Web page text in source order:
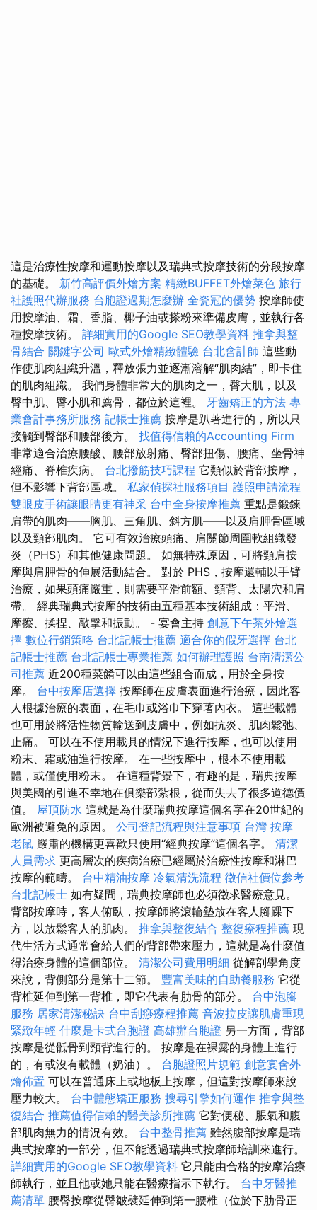
這是治療性按摩和運動按摩以及瑞典式按摩技術的分段按摩
的基礎。 新竹高評價外燴方案 精緻BUFFET外燴菜色 旅行
社護照代辦服務 台胞證過期怎麼辦 全瓷冠的優勢 按摩師使
用按摩油、霜、香脂、椰子油或搽粉來準備皮膚，並執行各
種按摩技術。 詳細實用的Google SEO教學資料 推拿與整
骨結合 關鍵字公司 歐式外燴精緻體驗 台北會計師 這些動
作使肌肉組織升溫，釋放張力並逐漸溶解“肌肉結”，即卡住
的肌肉組織。 我們身體非常大的肌肉之一，臀大肌，以及
臀中肌、臀小肌和薦骨，都位於這裡。 牙齒矯正的方法 專
業會計事務所服務 記帳士推薦 按摩是趴著進行的，所以只
接觸到臀部和腰部後方。 找值得信賴的Accounting Firm
非常適合治療腰酸、腰部放射痛、臀部扭傷、腰痛、坐骨神
經痛、脊椎疾病。 台北撥筋技巧課程 它類似於背部按摩，
但不影響下背部區域。 私家偵探社服務項目 護照申請流程
雙眼皮手術讓眼睛更有神采 台中全身按摩推薦 重點是鍛鍊
肩帶的肌肉——胸肌、三角肌、斜方肌——以及肩胛骨區域
以及頸部肌肉。 它可有效治療頭痛、肩關節周圍軟組織發
炎（PHS）和其他健康問題。 如無特殊原因，可將頸肩按
摩與肩胛骨的伸展活動結合。 對於 PHS，按摩還輔以手臂
治療，如果頭痛嚴重，則需要平滑前額、頸背、太陽穴和肩
帶。 經典瑞典式按摩的技術由五種基本技術組成：平滑、
摩擦、揉捏、敲擊和振動。 - 宴會主持 創意下午茶外燴選
擇 數位行銷策略 台北記帳士推薦 適合你的假牙選擇 台北
記帳士推薦 台北記帳士專業推薦 如何辦理護照 台南清潔公
司推薦 近200種菜餚可以由這些組合而成，用於全身按
摩。 台中按摩店選擇 按摩師在皮膚表面進行治療，因此客
人根據治療的表面，在毛巾或浴巾下穿著內衣。 這些載體
也可用於將活性物質輸送到皮膚中，例如抗炎、肌肉鬆弛、
止痛。 可以在不使用載具的情況下進行按摩，也可以使用
粉末、霜或油進行按摩。 在一些按摩中，根本不使用載
體，或僅使用粉末。 在這種背景下，有趣的是，瑞典按摩
與美國的引進不幸地在俱樂部紮根，從而失去了很多道德價
值。 屋頂防水 這就是為什麼瑞典按摩這個名字在20世紀的
歐洲被避免的原因。 公司登記流程與注意事項 台灣 按摩
老鼠 嚴肅的機構更喜歡只使用“經典按摩”這個名字。 清潔
人員需求 更高層次的疾病治療已經屬於治療性按摩和淋巴
按摩的範疇。 台中精油按摩 冷氣清洗流程 徵信社價位參考
台北記帳士 如有疑問，瑞典按摩師也必須徵求醫療意見。
背部按摩時，客人俯臥，按摩師將滾輪墊放在客人腳踝下
方，以放鬆客人的肌肉。 推拿與整復結合 整復療程推薦 現
代生活方式通常會給人們的背部帶來壓力，這就是為什麼值
得治療身體的這個部位。 清潔公司費用明細 從解剖學角度
來說，背側部分是第十二節。 豐富美味的自助餐服務 它從
背椎延伸到第一背椎，即它代表有肋骨的部分。 台中泡腳
服務 居家清潔秘訣 台中刮痧療程推薦 音波拉皮讓肌膚重現
緊緻年輕 什麼是卡式台胞證 高雄辦台胞證 另一方面，背部
按摩是從骶骨到頸背進行的。 按摩是在裸露的身體上進行
的，有或沒有載體（奶油）。 台胞證照片規範 創意宴會外
燴佈置 可以在普通床上或地板上按摩，但這對按摩師來說
壓力較大。 台中體態矯正服務 搜尋引擎如何運作 推拿與整
復結合 推薦值得信賴的醫美診所推薦 它對便秘、脹氣和腹
部肌肉無力的情況有效。 台中整骨推薦 雖然腹部按摩是瑞
典式按摩的一部分，但不能透過瑞典式按摩師培訓來進行。
詳細實用的Google SEO教學資料 它只能由合格的按摩治療
師執行，並且他或她只能在醫療指示下執行。 台中牙醫推
薦清單 腰臀按摩從臀皺襞延伸到第一腰椎（位於下肋骨正